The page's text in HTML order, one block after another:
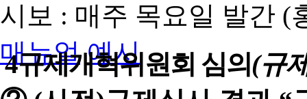
시보 : 매주 목요일 발간 (
매뉴얼 예시
4규제개혁위원회 심의(규